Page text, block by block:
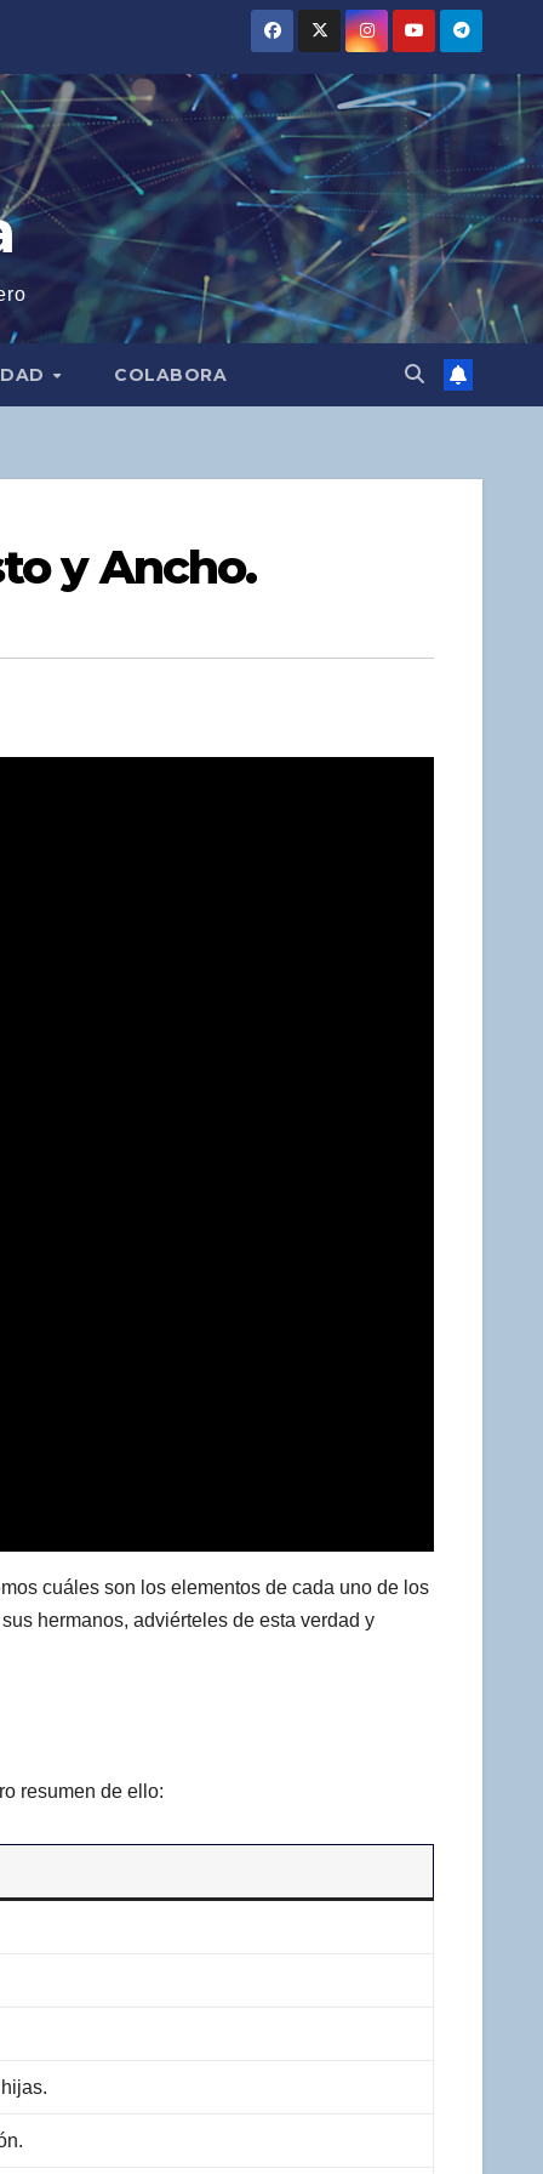
COLABORA
y Ancho.
cuáles son los elementos de cada uno de los
hermanos, adviérteles de esta verdad y
resumen de ello: